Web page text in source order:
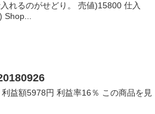
れるのがせどり。 売値)15800 仕入
益額5978円 利益率16％ この商品を見